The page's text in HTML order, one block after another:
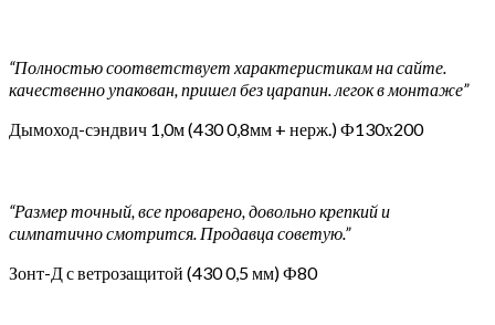
“Полностью соответствует характеристикам на сайте.
качественно упакован, пришел без царапин. легок в монтаже”
Дымоход-сэндвич 1,0м (430 0,8мм + нерж.) Ф130х200
“Размер точный, все проварено, довольно крепкий и
симпатично смотрится. Продавца советую.”
Зонт-Д с ветрозащитой (430 0,5 мм) Ф80